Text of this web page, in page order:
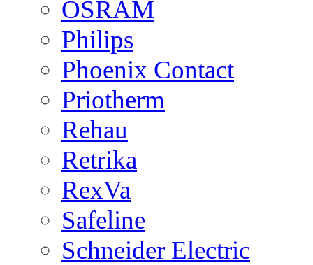
OSRAM
Philips
Phoenix Contact
Priotherm
Rehau
Retrika
RexVa
Safeline
Schneider Electric